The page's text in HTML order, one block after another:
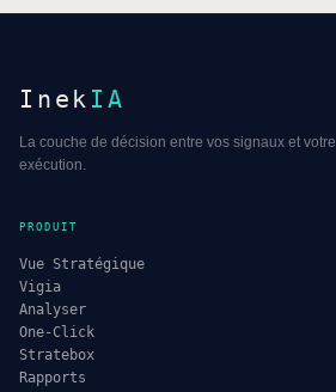
Inek IA
La couche de décision entre vos signaux et votre
exécution.
PRODUIT
Vue Stratégique
Vigia
Analyser
One-Click
Stratebox
Rapports